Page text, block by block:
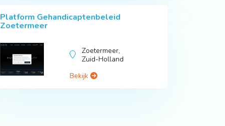
Platform Gehandicaptenbeleid
Zoetermeer
Zoetermeer,
Zuid-Holland
Bekijk